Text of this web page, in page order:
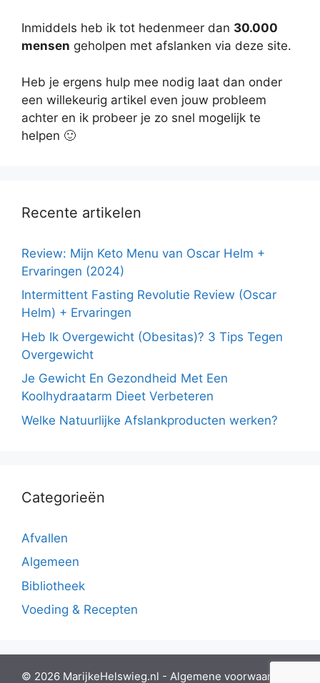
Inmiddels heb ik tot hedenmeer dan 30.000
mensen geholpen met afslanken via deze site.
Heb je ergens hulp mee nodig laat dan onder
een willekeurig artikel even jouw probleem
achter en ik probeer je zo snel mogelijk te
helpen 🙂
Recente artikelen
Review: Mijn Keto Menu van Oscar Helm +
Ervaringen (2024)
Intermittent Fasting Revolutie Review (Oscar
Helm) + Ervaringen
Heb Ik Overgewicht (Obesitas)? 3 Tips Tegen
Overgewicht
Je Gewicht En Gezondheid Met Een
Koolhydraatarm Dieet Verbeteren
Welke Natuurlijke Afslankproducten werken?
Categorieën
Afvallen
Algemeen
Bibliotheek
Voeding & Recepten
© 2026 MarijkeHelswieg.nl - Algemene voorwaarden